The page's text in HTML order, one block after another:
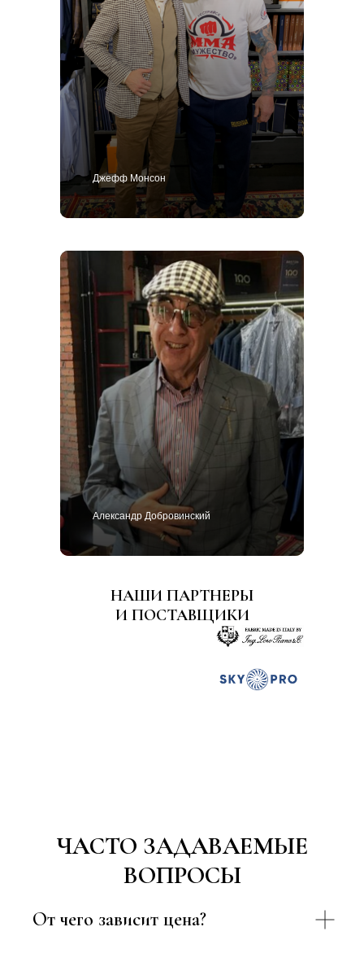
Джефф Монсон
Александр Добровинский
НАШИ ПАРТНЕРЫ
И ПОСТАВЩИКИ
ЧАСТО ЗАДАВАЕМЫЕ
ВОПРОСЫ
От чего зависит цена?